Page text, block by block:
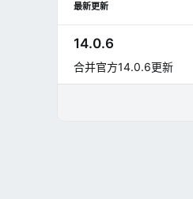
最新更新
14.0.6
合并官方14.0.6更新